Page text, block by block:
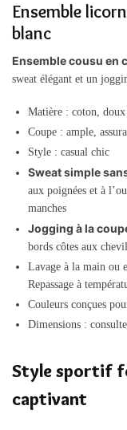
Ensemble
blanc
Ensemble cousu en
sweat élégant et un
Matière : coton,
Coupe : ample,
Style : casual chic
Sweat simple
aux poignées et à
manches
Jogging à la
bords côtes aux
Lavage à la main ou
Repassage à
Couleurs conçues
Dimensions :
Style sportif
captivant